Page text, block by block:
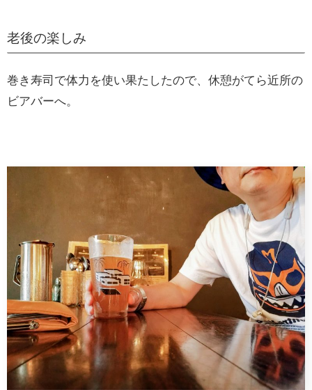
老後の楽しみ
巻き寿司で体力を使い果たしたので、休憩がてら近所の
ビアバーへ。